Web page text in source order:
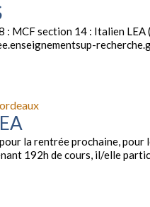
section 14 : Italien LEA
la rentrée prochaine, pour
192h de cours, il/elle